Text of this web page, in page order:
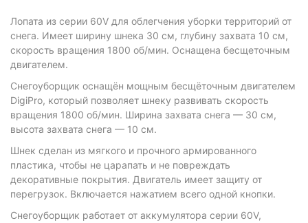
Лопата из серии 60V для облегчения уборки территорий от
снега. Имеет ширину шнека 30 см, глубину захвата 10 см,
скорость вращения 1800 об/мин. Оснащена бесщеточным
двигателем.
Снегоуборщик оснащён мощным бесщёточным двигателем
DigiPro, который позволяет шнеку развивать скорость
вращения 1800 об/мин. Ширина захвата снега — 30 см,
высота захвата снега — 10 см.
Шнек сделан из мягкого и прочного армированного
пластика, чтобы не царапать и не повреждать
декоративные покрытия. Двигатель имеет защиту от
перегрузок. Включается нажатием всего одной кнопки.
Снегоуборщик работает от аккумулятора серии 60V,